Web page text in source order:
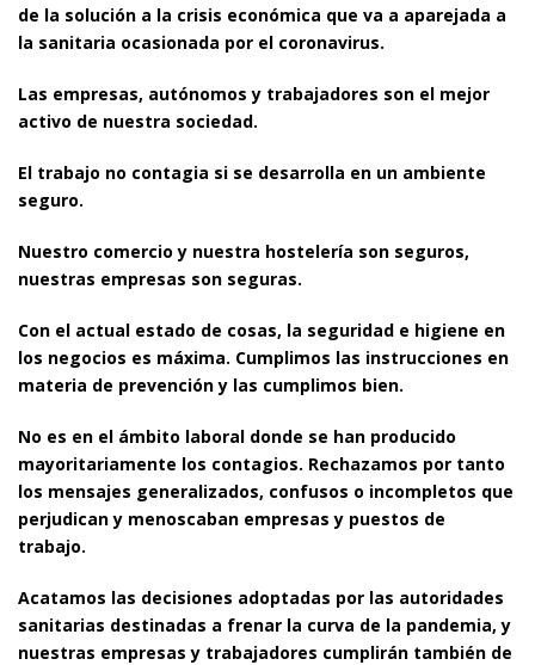
de la solución a la crisis económica que va a aparejada a
la sanitaria ocasionada por el coronavirus.
Las empresas, autónomos y trabajadores son el mejor
activo de nuestra sociedad.
El trabajo no contagia si se desarrolla en un ambiente
seguro.
Nuestro comercio y nuestra hostelería son seguros,
nuestras empresas son seguras.
Con el actual estado de cosas, la seguridad e higiene en
los negocios es máxima. Cumplimos las instrucciones en
materia de prevención y las cumplimos bien.
No es en el ámbito laboral donde se han producido
mayoritariamente los contagios. Rechazamos por tanto
los mensajes generalizados, confusos o incompletos que
perjudican y menoscaban empresas y puestos de
trabajo.
Acatamos las decisiones adoptadas por las autoridades
sanitarias destinadas a frenar la curva de la pandemia, y
nuestras empresas y trabajadores cumplirán también de